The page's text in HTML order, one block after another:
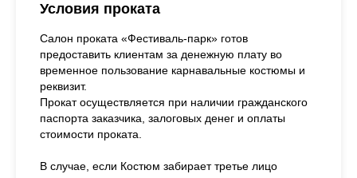
Условия проката
Салон проката «Фестиваль-парк» готов
предоставить клиентам за денежную плату во
временное пользование карнавальные костюмы и
реквизит.
Прокат осуществляется при наличии гражданского
паспорта заказчика, залоговых денег и оплаты
стоимости проката.
В случае, если Костюм забирает третье лицо